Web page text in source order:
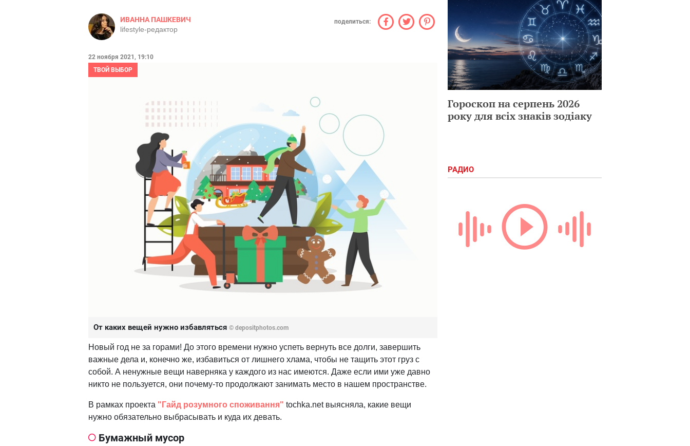
ИВАННА ПАШКЕВИЧ
lifestyle-редактор
поделиться:
22 ноября 2021, 19:10
ТВОЙ ВЫБОР
От каких вещей нужно избавляться © depositphotos.com
Новый год не за горами! До этого времени нужно успеть вернуть все долги, завершить
важные дела и, конечно же, избавиться от лишнего хлама, чтобы не тащить этот груз с
собой. А ненужные вещи наверняка у каждого из нас имеются. Даже если ими уже давно
никто не пользуется, они почему-то продолжают занимать место в нашем пространстве.
В рамках проекта "Гайд розумного споживання" tochka.net выясняла, какие вещи
нужно обязательно выбрасывать и куда их девать.
Бумажный мусор
Гороскоп на серпень 2026
року для всіх знаків зодіаку
РАДИО